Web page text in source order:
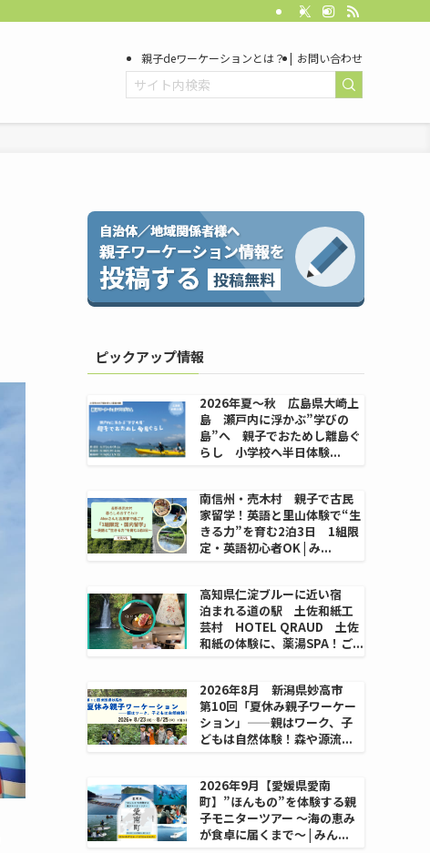
親子deワーケーションとは？ お問い合わせ
ピックアップ情報
2026年夏〜秋 広島県大崎上
島 瀬戸内に浮かぶ”学びの
島”へ 親子でおためし離島ぐ
らし 小学校へ半日体験...
南信州・売木村 親子で古民
家留学！英語と里山体験で“生
きる力”を育む2泊3日 1組限
定・英語初心者OK | み...
高知県仁淀ブルーに近い宿
泊まれる道の駅 土佐和紙工
芸村 HOTEL QRAUD 土佐
和紙の体験に、薬湯SPA！ご...
2026年8月 新潟県妙高市
第10回「夏休み親子ワーケー
ション」——親はワーク、子
どもは自然体験！森や源流...
2026年9月【愛媛県愛南
町】”ほんもの”を体験する親
子モニターツアー 〜海の恵み
が食卓に届くまで〜 | みん...